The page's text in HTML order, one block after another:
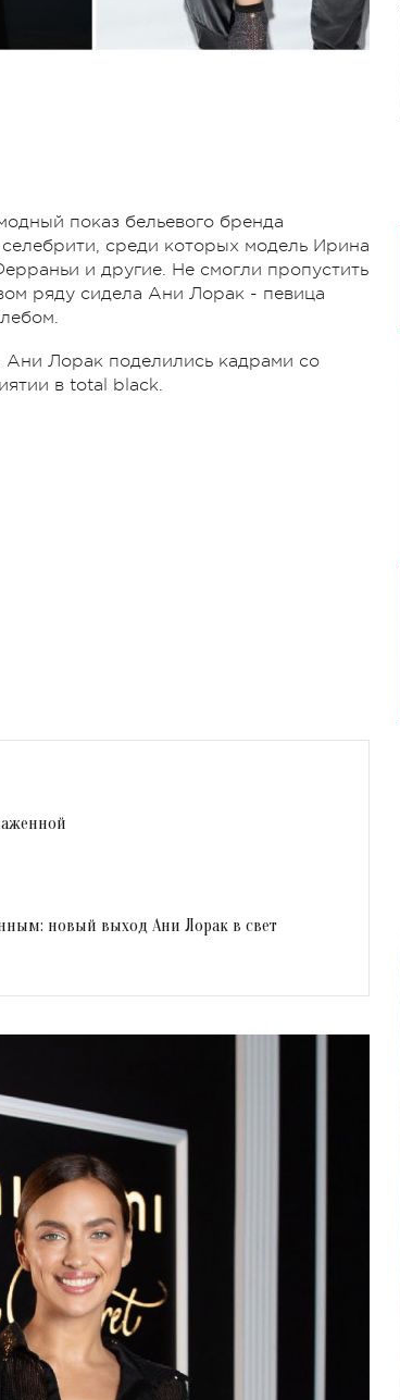
показ бельевого бренда
среди которых модель Ирина
и другие. Не смогли пропустить
ряду сидела Ани Лорак - певица
Лорак поделились кадрами со
в total black.
новый выход Ани Лорак в свет